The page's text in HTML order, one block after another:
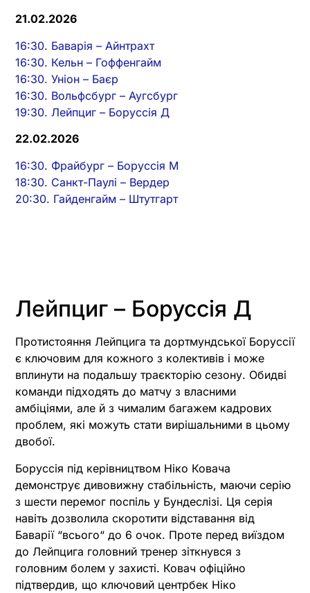
21.02.2026
16:30. Баварія – Айнтрахт
16:30. Кельн – Гоффенгайм
16:30. Уніон – Баєр
16:30. Вольфсбург – Аугсбург
19:30. Лейпциг – Боруссія Д
22.02.2026
16:30. Фрайбург – Боруссія М
18:30. Санкт-Паулі – Вердер
20:30. Гайденгайм – Штутгарт
Лейпциг – Боруссія Д
Протистояння Лейпцига та дортмундської Боруссії
є ключовим для кожного з колективів і може
вплинути на подальшу траєкторію сезону. Обидві
команди підходять до матчу з власними
амбіціями, але й з чималим багажем кадрових
проблем, які можуть стати вирішальними в цьому
двобої.
Боруссія під керівництвом Ніко Ковача
демонструє дивовижну стабільність, маючи серію
з шести перемог поспіль у Бундеслізі. Ця серія
навіть дозволила скоротити відставання від
Баварії “всього“ до 6 очок. Проте перед виїздом
до Лейпцига головний тренер зіткнувся з
головним болем у захисті. Ковач офіційно
підтвердив, що ключовий центрбек Ніко